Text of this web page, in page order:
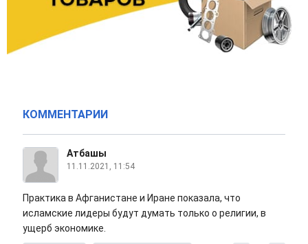
КОММЕНТАРИИ
Атбашы
11.11.2021, 11:54
Практика в Афганистане и Иране показала, что
исламские лидеры будут думать только о религии, в
ущерб экономике.